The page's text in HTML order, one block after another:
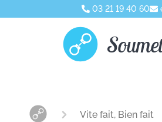
03 21 19 40 60
Vite fait, Bien fait